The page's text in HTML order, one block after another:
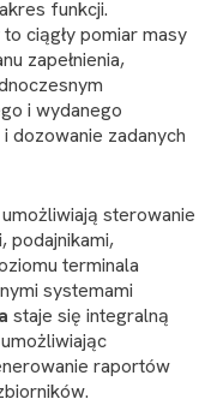
funkcji.
ciągły pomiar masy
zapełnienia,
i wydanego
dozowanie zadanych
umożliwiają sterowanie
podajnikami,
terminala
systemami
staje się integralną
raportów